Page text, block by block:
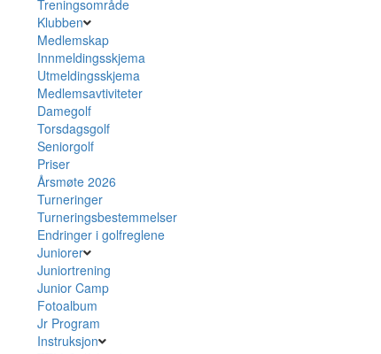
Treningsområde
Klubben
Medlemskap
Innmeldingsskjema
Utmeldingsskjema
Medlemsavtiviteter
Damegolf
Torsdagsgolf
Seniorgolf
Priser
Årsmøte 2026
Turneringer
Turneringsbestemmelser
Endringer i golfreglene
Juniorer
Juniortrening
Junior Camp
Fotoalbum
Jr Program
Instruksjon